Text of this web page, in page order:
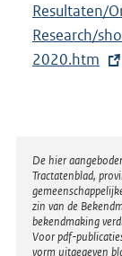
x
t
e
l
i
n
k
Resultaten/
Research/
2020.htm
De hier
Tractatenblad,
zin van de
bekendmaking
Voor pdf-
vorm uitgegeven